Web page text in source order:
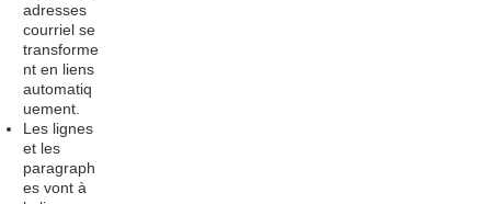
adresses
courriel se
transforme
nt en liens
automatiq
uement.
Les lignes
et les
paragraph
es vont à